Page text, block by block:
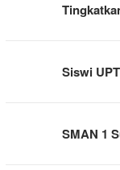
Siswi
SMAN 1